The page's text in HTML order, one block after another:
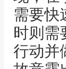
需要快
时则需
行动并